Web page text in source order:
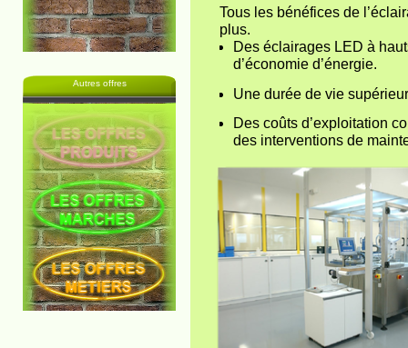
Autres offres
Tous les bénéfices de
plus.
Des éclairages LED à
d’économie d’énergie.
Une durée de vie
Des coûts d’exploitation
des interventions de